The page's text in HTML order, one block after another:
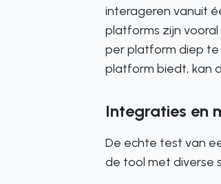
interageren vanuit
platforms zijn
per platform diep te
platform biedt, kan
Integraties en
De echte test van
de tool met diverse